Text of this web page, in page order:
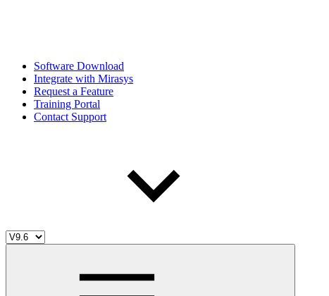
Software Download
Integrate with Mirasys
Request a Feature
Training Portal
Contact Support